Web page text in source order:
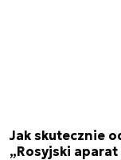
Jak skutecznie
„Rosyjski aparat